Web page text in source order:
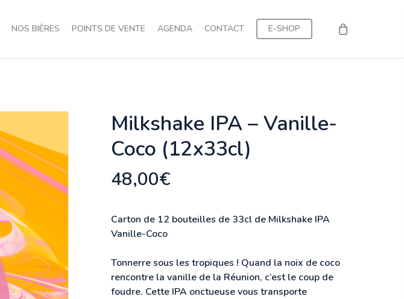
NOS BIÈRES POINTS DE VENTE AGENDA CONTACT E-SHOP
Milkshake IPA – Vanille-
Coco (12x33cl)
48,00€
Carton de 12 bouteilles de 33cl de Milkshake IPA
Vanille-Coco
Tonnerre sous les tropiques ! Quand la noix de coco
rencontre la vanille de la Réunion, c’est le coup de
foudre. Cette IPA onctueuse vous transporte